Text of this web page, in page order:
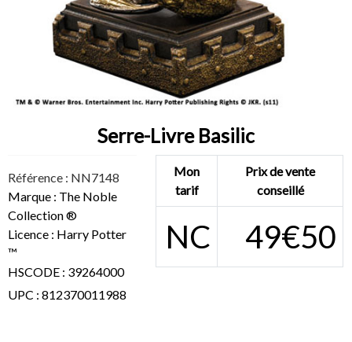
Serre-Livre Basilic
Référence : NN7148
Marque : The Noble
Collection ®
Licence : Harry Potter
™
HSCODE : 39264000
UPC : 812370011988
Mon
tarif
Prix de vente
conseillé
NC 49€50